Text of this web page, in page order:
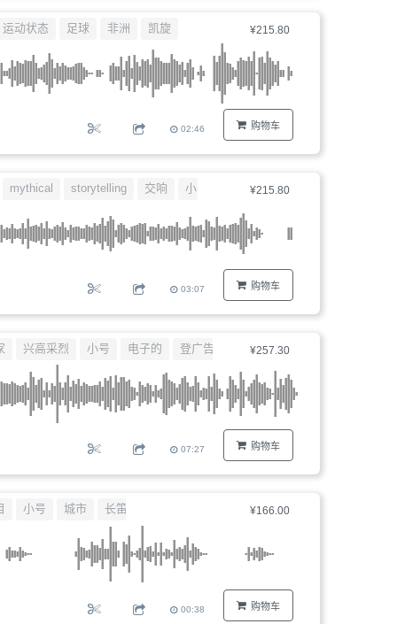
¥215.80
购物车
运动状态 足球 非洲 凯旋
02:46
¥215.80
购物车
mythical storytelling 交响 小号
03:07
¥257.30
购物车
兴高采烈 小号 电子的 登广告
07:27
¥166.00
购物车
小号 城市 长笛
00:38